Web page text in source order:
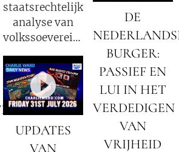
staatsrechtelijke
analyse van
volkssoevereiniteit
in Nederland
DE
BURGER:
PASSIEF EN
LUI IN HET
VERDEDIGEN
VAN
VRIJHEID
UPDATES
VAN